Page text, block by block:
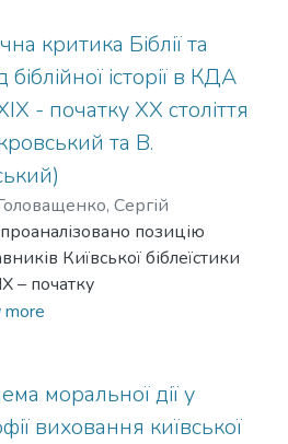
пропонують основні
християнства на запити
ХХІ ст.? Чи може пізнання Бога
відповіддю
потреби?
критика Біблії та
біблійної історії в КДА
- початку XX століття
та В.
Сергій
проаналізовано позицію
Київської біблеїстики
– початку
питань історичної критики
в полеміці
західноєвропейської
біблеїстики.
more
моральної дії у
виховання київської